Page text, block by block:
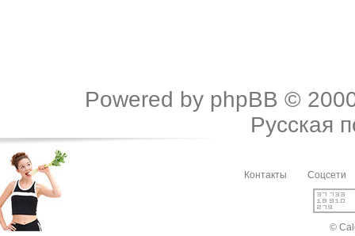
Powered by phpBB ©
Русская
Контакты Соцсети
©